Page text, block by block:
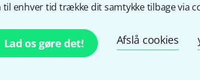
til enhver tid trække dit samtykke tilbage via
Lad os gøre det! Afslå cookies
og 1x 5-bens DMX IN/OUT XLR med WLINK